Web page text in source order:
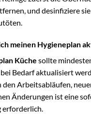
und desinfiziere
meinen Hygieneplan
Küche sollte
Bedarf aktualisiert
den Arbeitsabläufen,
Änderungen ist eine
erforderlich.